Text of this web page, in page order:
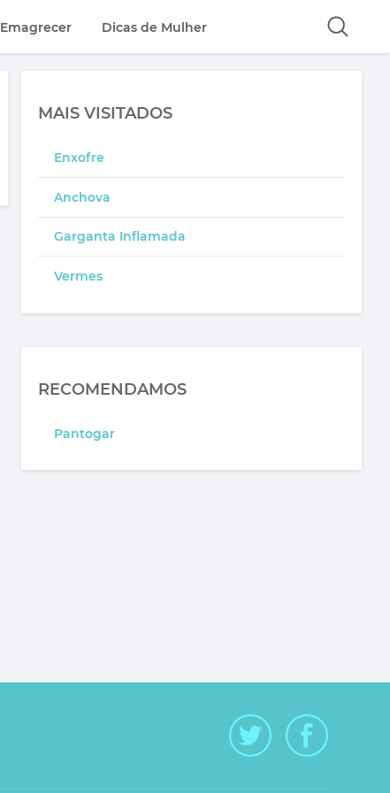
Emagrecer Dicas de Mulher
MAIS VISITADOS
Enxofre
Anchova
Garganta Inflamada
Vermes
RECOMENDAMOS
Pantogar